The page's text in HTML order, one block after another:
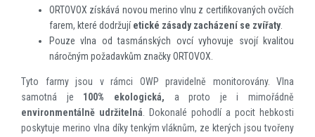
ORTOVOX získává novou merino vlnu z certifikovaných ovčích
farem, které dodržujíetické zásady zacházení se zvířaty.
Pouze vlna od tasmánských ovcí vyhovuje svojí kvalitou
náročným požadavkům značky ORTOVOX.
Tyto farmy jsou v rámci OWP pravidelně monitorovány. Vlna
samotná je 100% ekologická, a proto je i mimořádně
environmentálně udržitelná . Dokonalé pohodlí a pocit hebkosti
poskytuje merino vlna díky tenkým vláknům, ze kterých jsou tvořeny